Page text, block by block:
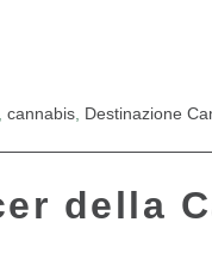
, cannabis, Destinazione
della